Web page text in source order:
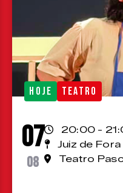
HOJE TEATRO
07
08
20:00 -
Juiz de Fora
Teatro